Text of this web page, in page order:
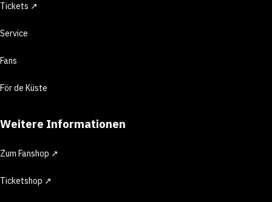
Tickets ↗
Service
Fans
För de Küste
Weitere Informationen
Zum Fanshop ↗
Ticketshop ↗